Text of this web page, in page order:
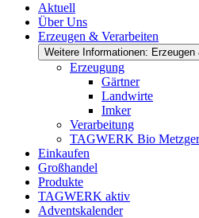
Aktuell
Über Uns
Erzeugen & Verarbeiten
Weitere Informationen: Erzeugen
Erzeugung
Gärtner
Landwirte
Imker
Verarbeitung
TAGWERK Bio
Einkaufen
Großhandel
Produkte
TAGWERK aktiv
Adventskalender